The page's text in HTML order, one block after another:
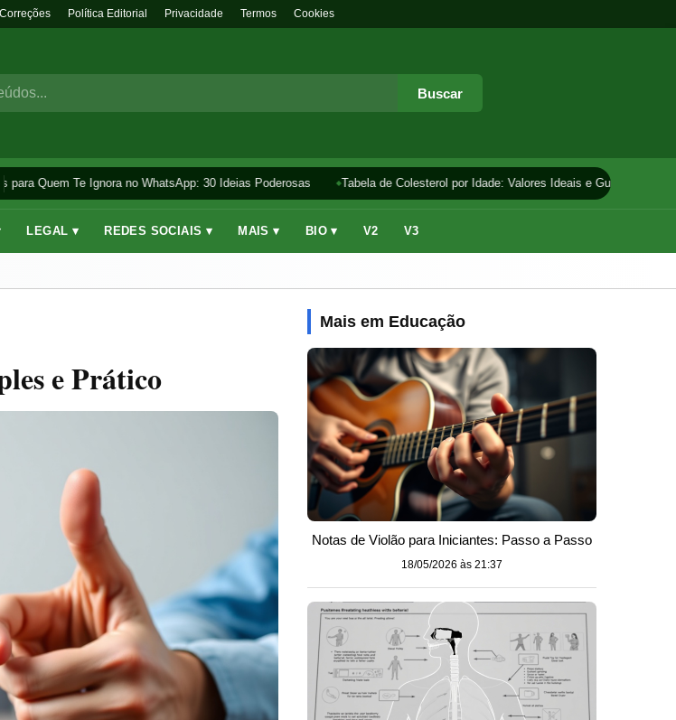
Correções Política Editorial Privacidade Termos Cookies
Buscar
Quem Te Ignora no WhatsApp: 30 Ideias Poderosas Tabela de Colesterol por Idade: Valores Ideais e Guia
LEGAL ▾ REDES SOCIAIS ▾ MAIS ▾ BIO ▾ V2 V3
e Prático
Mais em Educação
Notas de Violão para Iniciantes: Passo a Passo
18/05/2026 às 21:37